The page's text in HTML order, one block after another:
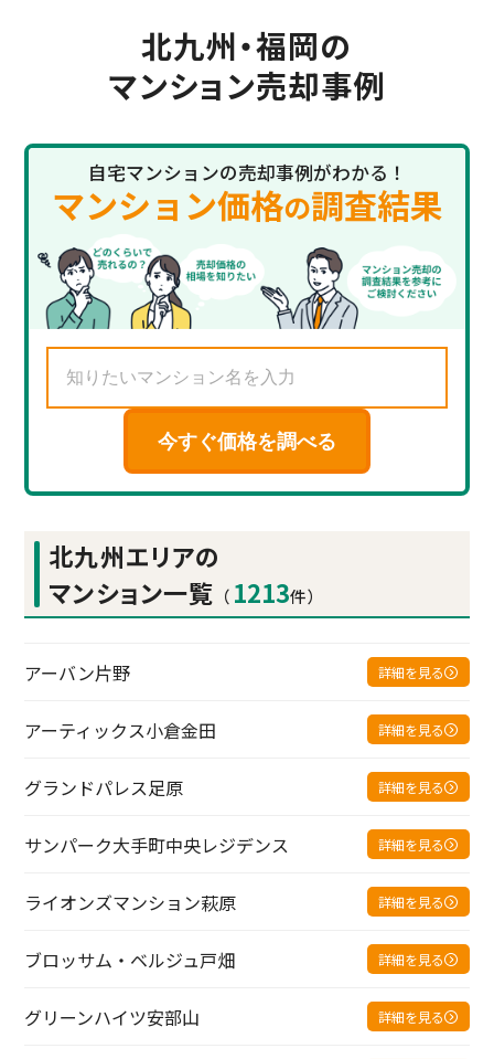
北九州・福岡の
マンション売却事例
自宅マンションの売却事例がわかる！
マンション価格の調査結果
今すぐ価格を調べる
北九州エリアの
マンション一覧 （ 1213件）
アーバン片野 詳細を見る
アーティックス小倉金田 詳細を見る
グランドパレス足原 詳細を見る
サンパーク大手町中央レジデンス 詳細を見る
ライオンズマンション萩原 詳細を見る
ブロッサム・ベルジュ戸畑 詳細を見る
グリーンハイツ安部山 詳細を見る